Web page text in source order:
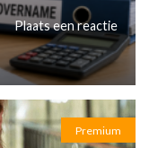
Plaats een reactie
Premium